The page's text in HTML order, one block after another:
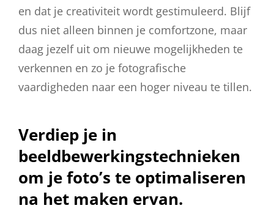
en dat je creativiteit wordt gestimuleerd. Blijf
dus niet alleen binnen je comfortzone, maar
daag jezelf uit om nieuwe mogelijkheden te
verkennen en zo je fotografische
vaardigheden naar een hoger niveau te tillen.
Verdiep je in
beeldbewerkingstechnieken
om je foto’s te optimaliseren
na het maken ervan.